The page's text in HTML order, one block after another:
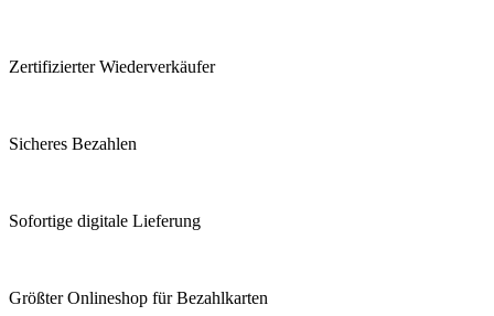
Zertifizierter Wiederverkäufer
Sicheres Bezahlen
Sofortige digitale Lieferung
Größter Onlineshop für Bezahlkarten